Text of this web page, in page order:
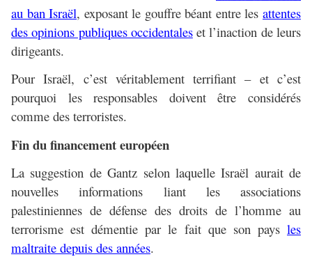
au ban Israël, exposant le gouffre béant entre lesattentes
des opinions publiques occidentaleset l’inaction de leurs
dirigeants.
Pour Israël, c’est véritablement terrifiant – et c’est
pourquoi les responsables doivent être considérés
comme des terroristes.
Fin du financement européen
La suggestion de Gantz selon laquelle Israël aurait de
nouvelles informations liant les associations
palestiniennes de défense des droits de l’homme au
terrorisme est démentie par le fait que son pays les
maltraite depuis des années.